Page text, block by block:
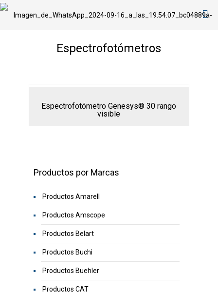
Espectrofotómetros
Espectrofotómetro Genesys® 30 rango
visible
Productos por Marcas
Productos Amarell
Productos Amscope
Productos Belart
Productos Buchi
Productos Buehler
Productos CAT